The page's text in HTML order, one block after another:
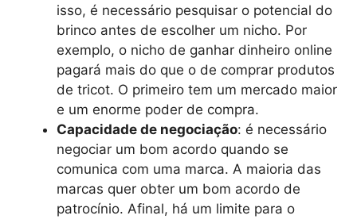
isso, é necessário pesquisar o potencial do
brinco antes de escolher um nicho. Por
exemplo, o nicho de ganhar dinheiro online
pagará mais do que o de comprar produtos
de tricot. O primeiro tem um mercado maior
e um enorme poder de compra.
Capacidade de negociação: é necessário
negociar um bom acordo quando se
comunica com uma marca. A maioria das
marcas quer obter um bom acordo de
patrocínio. Afinal, há um limite para o